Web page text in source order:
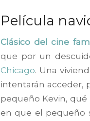
Película
Clásico del cine
que por un
Chicago. Una
intentarán acceder,
pequeño Kevin, qué
en que el pequeño